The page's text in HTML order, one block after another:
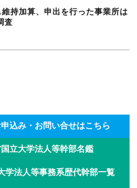
持加算、申出を行った事業所は
査
込み・お問い合せはこちら
立大学法人等幹部名鑑
学法人等事務系歴代幹部一覧